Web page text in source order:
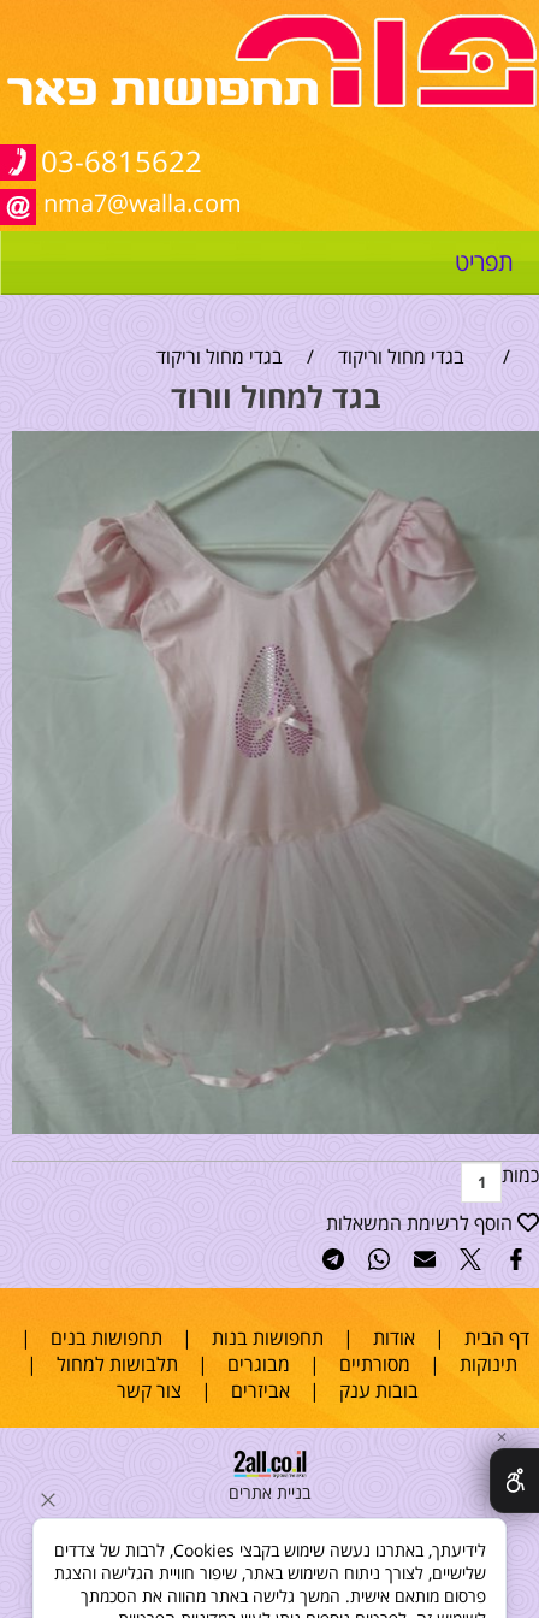
03-6815622
nma7@walla.com
תפריט
/ בגדי מחול וריקוד / בגדי מחול וריקוד
בגד למחול וורוד
כמות
הוסף לרשימת המשאלות
דף הבית |אודות | תחפושות בנות | תחפושות בנים |
תינוקות | מסורתיים | מבוגרים | תלבושות למחול |
בובות ענק |אביזרים | צור קשר
בניית אתרים
✕
לידיעתך, באתרנו נעשה שימוש בקבצי Cookies, לרבות של צדדים
שלישיים, לצורך ניתוח השימוש באתר, שיפור חוויית הגלישה והצגת
פרסום מותאם אישית. המשך גלישה באתר מהווה את הסכמתך